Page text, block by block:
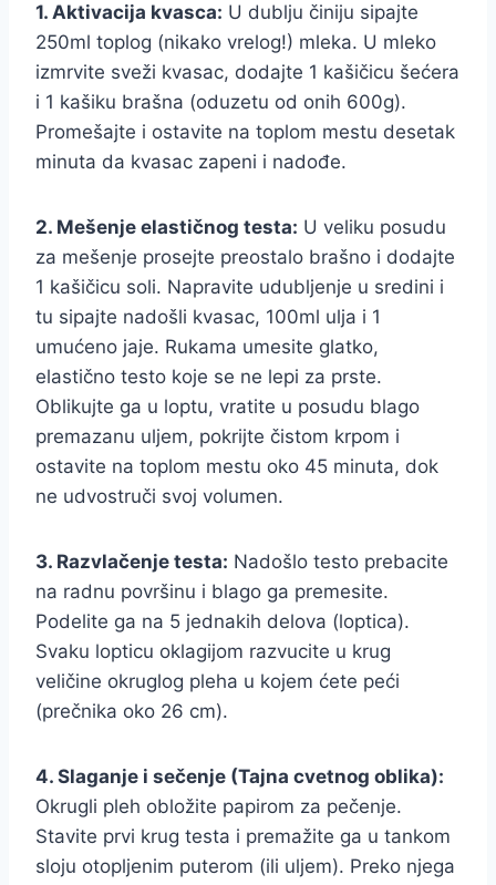
1. Aktivacija kvasca: U dublju činiju sipajte
250ml toplog (nikako vrelog!) mleka. U mleko
izmrvite sveži kvasac, dodajte 1 kašičicu šećera
i 1 kašiku brašna (oduzetu od onih 600g).
Promešajte i ostavite na toplom mestu desetak
minuta da kvasac zapeni i nadođe.
2. Mešenje elastičnog testa: U veliku posudu
za mešenje prosejte preostalo brašno i dodajte
1 kašičicu soli. Napravite udubljenje u sredini i
tu sipajte nadošli kvasac, 100ml ulja i 1
umućeno jaje. Rukama umesite glatko,
elastično testo koje se ne lepi za prste.
Oblikujte ga u loptu, vratite u posudu blago
premazanu uljem, pokrijte čistom krpom i
ostavite na toplom mestu oko 45 minuta, dok
ne udvostruči svoj volumen.
3. Razvlačenje testa: Nadošlo testo prebacite
na radnu površinu i blago ga premesite.
Podelite ga na 5 jednakih delova (loptica).
Svaku lopticu oklagijom razvucite u krug
veličine okruglog pleha u kojem ćete peći
(prečnika oko 26 cm).
4. Slaganje i sečenje (Tajna cvetnog oblika):
Okrugli pleh obložite papirom za pečenje.
Stavite prvi krug testa i premažite ga u tankom
sloju otopljenim puterom (ili uljem). Preko njega